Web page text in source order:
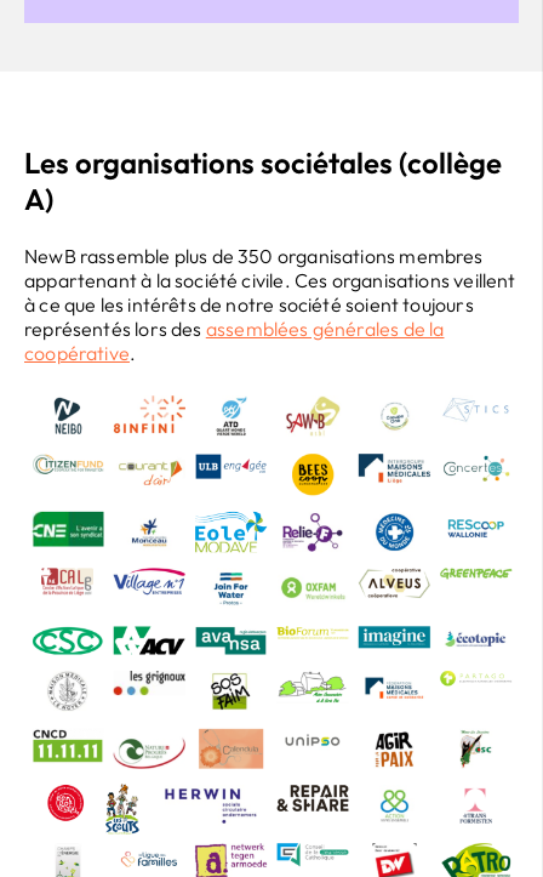
Les organisations sociétales (collège
A)
NewB rassemble plus de 350 organisations membres
appartenant à la société civile. Ces organisations veillent
à ce que les intérêts de notre société soient toujours
représentés lors des assemblées générales de la
coopérative.